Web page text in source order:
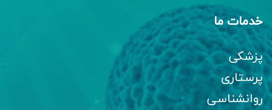
خدمات ما
پزشکی
پرستاری
روانشناسی